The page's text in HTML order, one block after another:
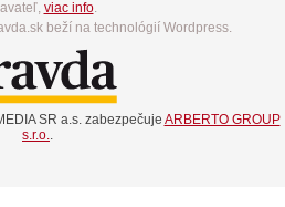
viac info.
beží na technológií Wordpress.
SR a.s. zabezpečuje ARBERTO GROUP
s.r.o.